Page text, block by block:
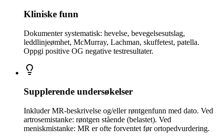
Kliniske funn
Dokumenter systematisk: hevelse, bevegelsesutslag,
leddlinjeømhet, McMurray, Lachman, skuffetest, patella.
Oppgi positive OG negative testresultater.
Supplerende undersøkelser
Inkluder MR-beskrivelse og/eller røntgenfunn med dato. Ved
artrosemistanke: røntgen stående (belastet). Ved
meniskmistanke: MR er ofte forventet før ortopedvurdering.